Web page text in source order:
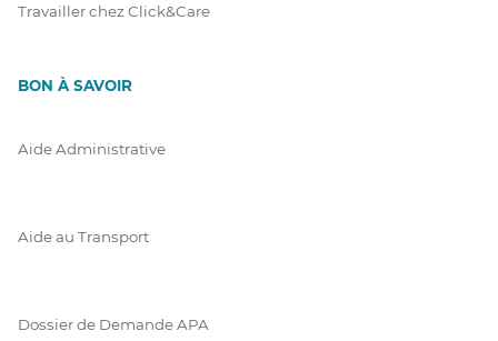
Travailler chez Click&Care
BON À SAVOIR
Aide Administrative
Aide au Transport
Dossier de Demande APA